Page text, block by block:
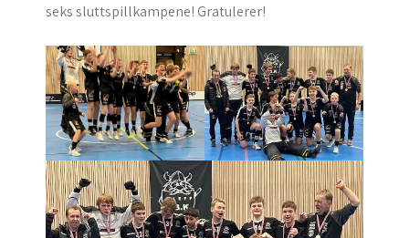
seks sluttspillkampene! Gratulerer!